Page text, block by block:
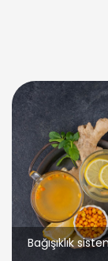
Bağışıklık